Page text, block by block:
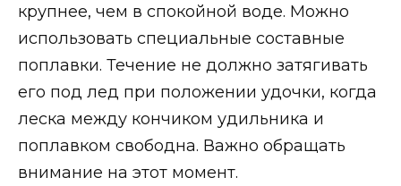
крупнее, чем в спокойной воде. Можно
использовать специальные составные
поплавки. Течение не должно затягивать
его под лед при положении удочки, когда
леска между кончиком удильника и
поплавком свободна. Важно обращать
внимание на этот момент.